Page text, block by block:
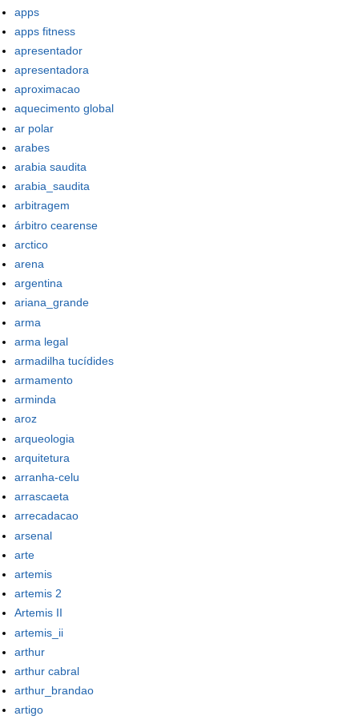
apps
apps fitness
apresentador
apresentadora
aproximacao
aquecimento global
ar polar
arabes
arabia saudita
arabia_saudita
arbitragem
árbitro cearense
arctico
arena
argentina
ariana_grande
arma
arma legal
armadilha tucídides
armamento
arminda
aroz
arqueologia
arquitetura
arranha-celu
arrascaeta
arrecadacao
arsenal
arte
artemis
artemis 2
Artemis II
artemis_ii
arthur
arthur cabral
arthur_brandao
artigo